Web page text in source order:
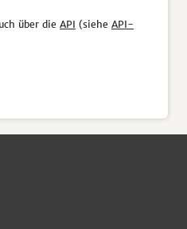
über die API (siehe API-